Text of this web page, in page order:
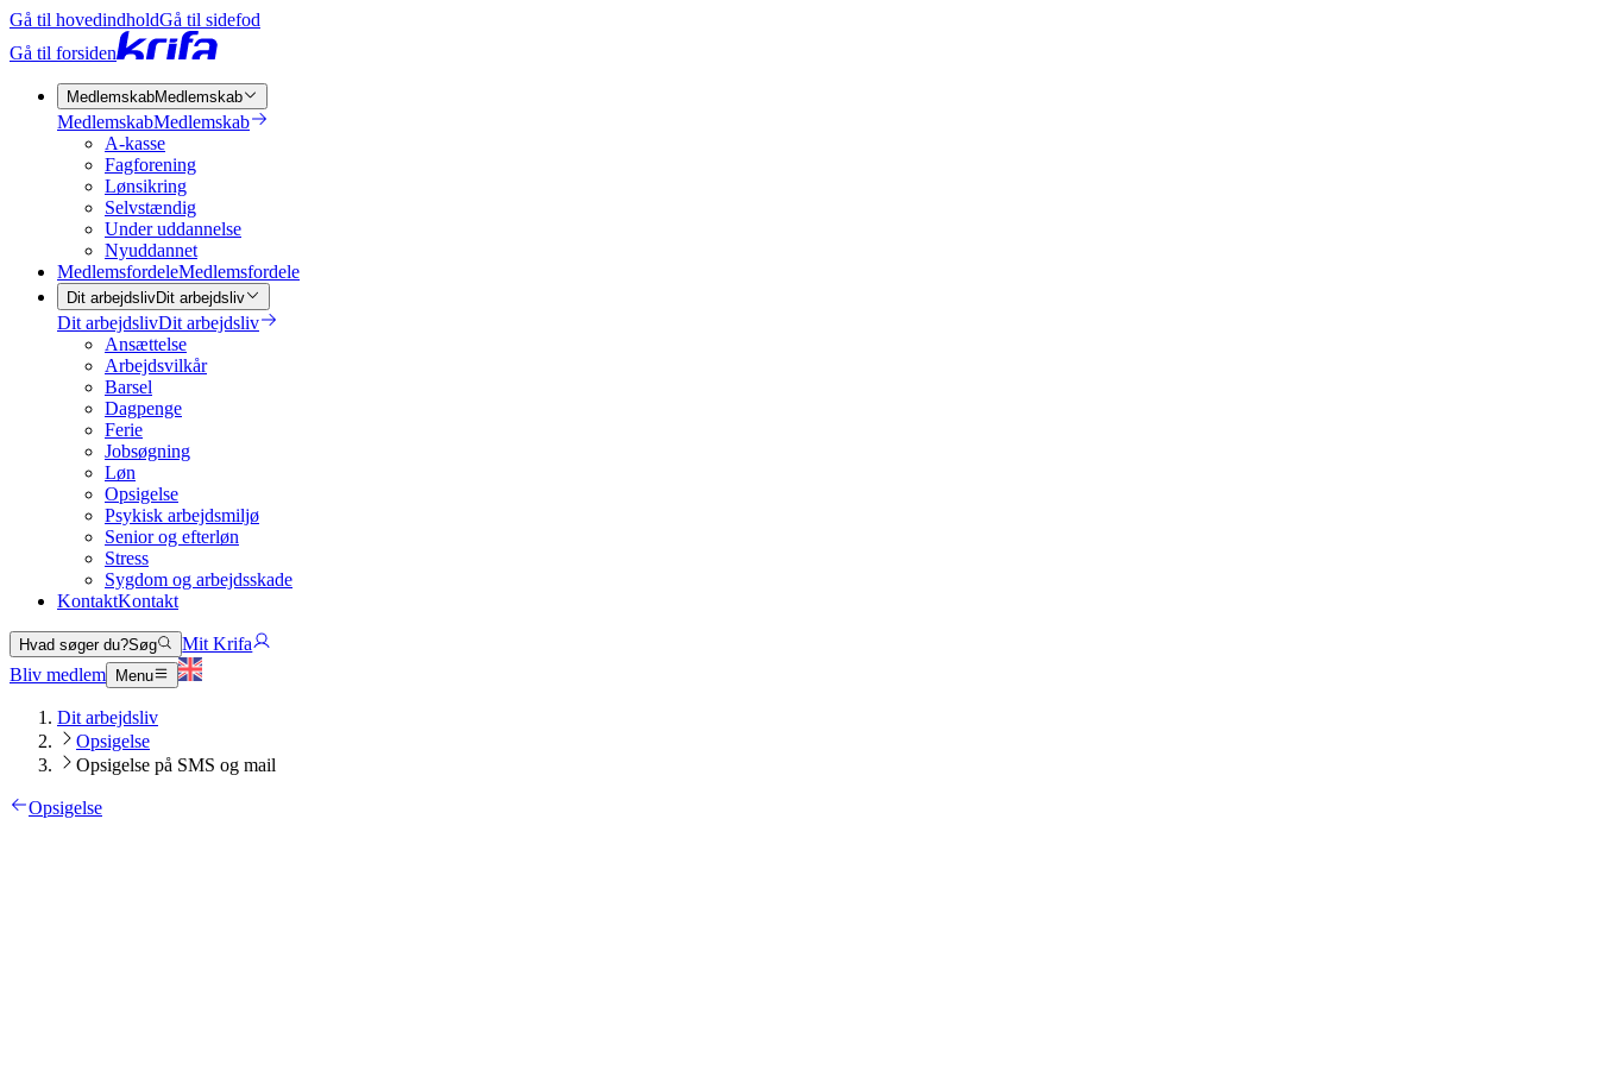
Gå til hovedindholdGå til sidefod
Gå til forsiden
MedlemskabMedlemskab
MedlemskabMedlemskab
A-kasse
Fagforening
Lønsikring
Selvstændig
Under uddannelse
Nyuddannet
MedlemsfordeleMedlemsfordele
Dit arbejdslivDit arbejdsliv
Dit arbejdslivDit arbejdsliv
Ansættelse
Arbejdsvilkår
Barsel
Dagpenge
Ferie
Jobsøgning
Løn
Opsigelse
Psykisk arbejdsmiljø
Senior og efterløn
Stress
Sygdom og arbejdsskade
KontaktKontakt
Hvad søger du?Søg
Mit Krifa
Bliv medlem
Menu
Dit arbejdsliv
Opsigelse
Opsigelse på SMS og mail
Opsigelse